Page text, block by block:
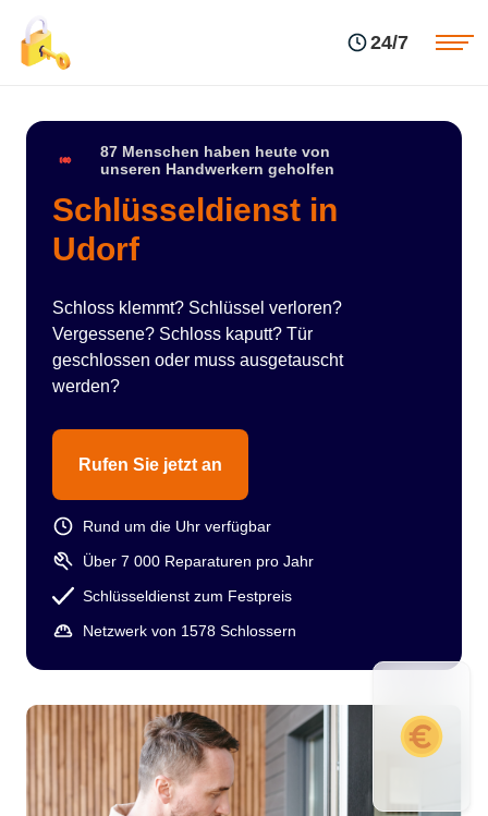
24/7
87 Menschen haben heute von
unseren Handwerkern geholfen
Schlüsseldienst in
Udorf
Schloss klemmt? Schlüssel verloren?
Vergessene? Schloss kaputt? Tür
geschlossen oder muss ausgetauscht
werden?
Rufen Sie jetzt an
Rund um die Uhr verfügbar
Über 7 000 Reparaturen pro Jahr
Schlüsseldienst zum Festpreis
Netzwerk von 1578 Schlossern